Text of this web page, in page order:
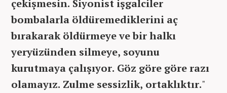
çekişmesin. Siyonist işgalciler
bombalarla öldüremediklerini aç
bırakarak öldürmeye ve bir halkı
yeryüzünden silmeye, soyunu
kurutmaya çalışıyor. Göz göre göre razı
olamayız. Zulme sessizlik, ortaklıktır."